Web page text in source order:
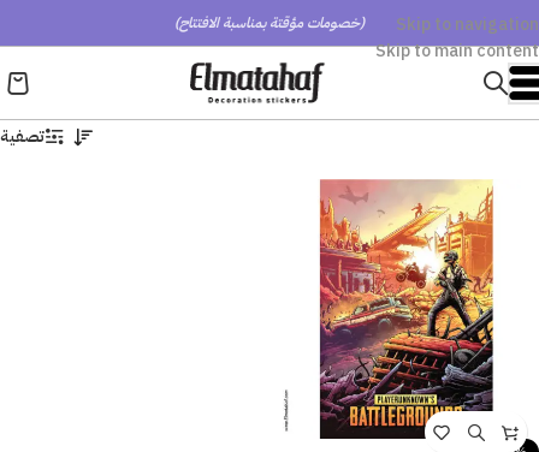
Skip to navigation
Skip to main content
(خصومات مؤقتة بمناسبة الافتتاح)
تصفية